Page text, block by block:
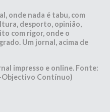
onde nada é tabu, com
desporto, opinião,
com rigor, onde o
Um jornal, acima de
impresso e online. Fonte:
Objectivo Contínuo)